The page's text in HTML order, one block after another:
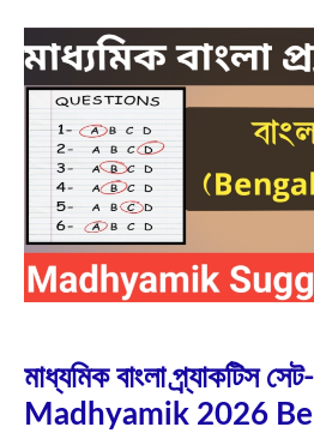
মাধ্যমিক বাংলা প্র্যাকটিস
Madhyamik 2026